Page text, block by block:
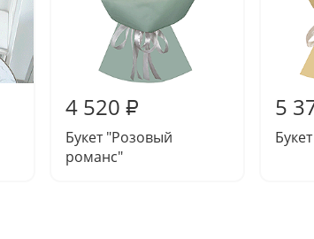
4 520 ₽
Букет "Розовый
романс"
5